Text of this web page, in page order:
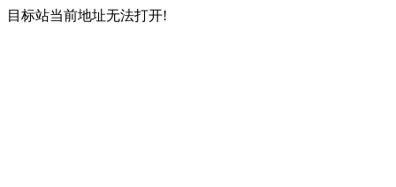
目标站当前地址无法打开!